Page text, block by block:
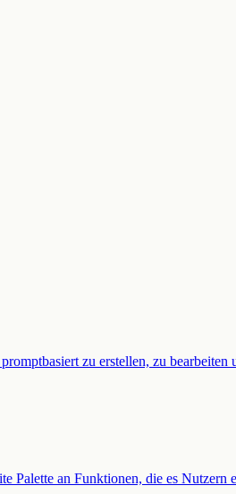
zu erstellen, zu bearbeiten
Palette an Funktionen, die es Nutzern